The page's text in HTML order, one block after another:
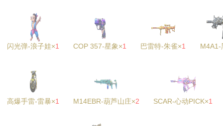
闪光弹-浪子娃×1 COP 357-星象×1 巴雷特-朱雀×1 M4A1-
高爆手雷-雷暴×1 M14EBR-葫芦山庄×2 SCAR-心动PICK×1